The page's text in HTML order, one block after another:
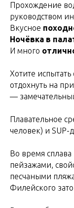
Прохождение
руководством
Вкусное
Ночёвка в
И много
Хотите
отдохнуть на
—
Плавательное
человек) и SUP-
Во время
пейзажами,
песчаными
Филейского